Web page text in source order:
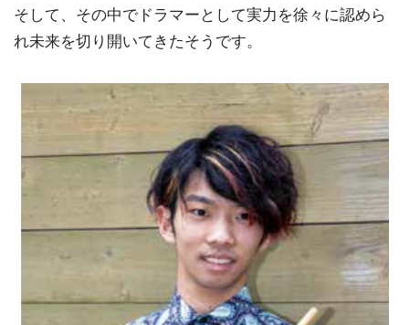
そして、その中でドラマーとして実力を徐々に認めら
れ未来を切り開いてきたそうです。